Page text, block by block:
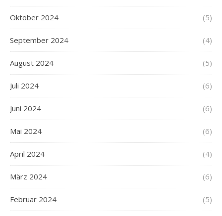
Oktober 2024 (5)
September 2024 (4)
August 2024 (5)
Juli 2024 (6)
Juni 2024 (6)
Mai 2024 (6)
April 2024 (4)
März 2024 (6)
Februar 2024 (5)